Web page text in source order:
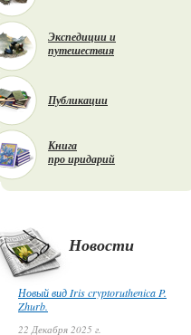
Экспедиции и
путешествия
Публикации
Книга
про иридарий
Новости
Новый вид Iris cryptoruthenica P.
Zhurb.
22 Декабря 2025 г.